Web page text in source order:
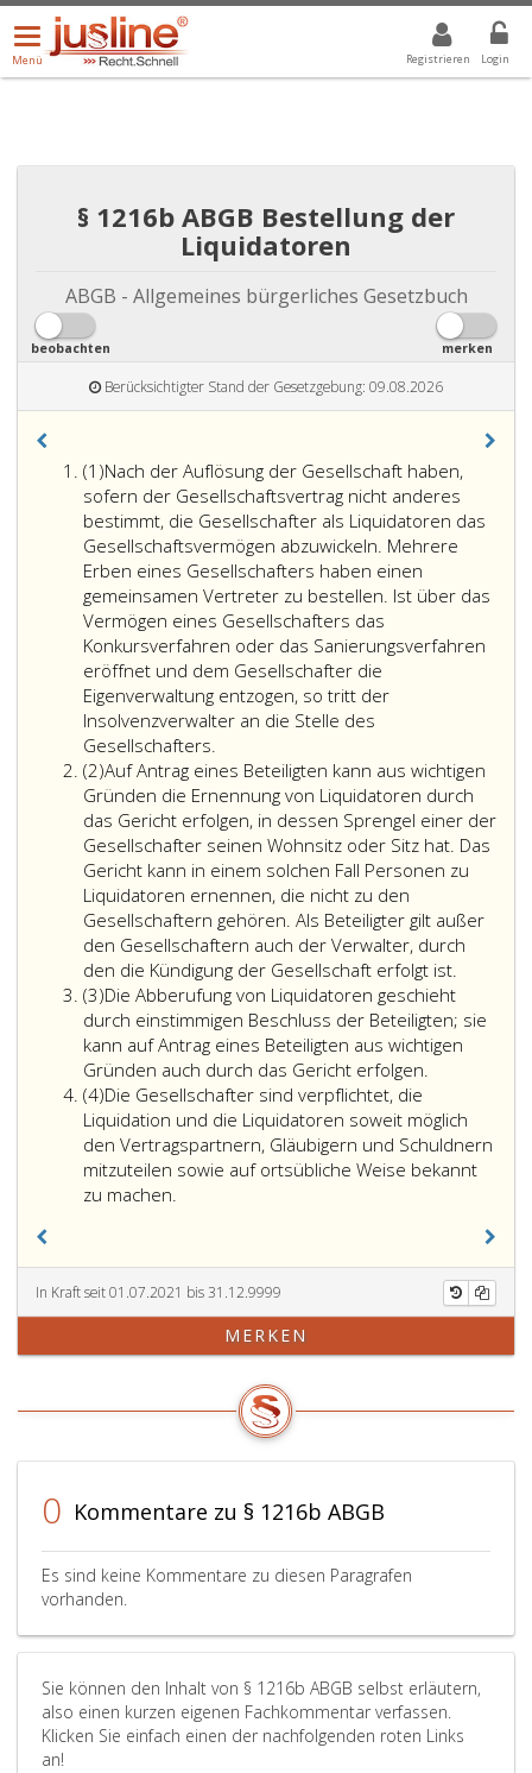
Registrieren Login
Menü
öffnen/schließen
Menü
ALLE DROPDOWN: GEWÄHLTER WERT IST ALLE
§ 1216b ABGB Bestellung der
Liquidatoren
ABGB - Allgemeines bürgerliches Gesetzbuch
beobachten merken
Berücksichtigter Stand der Gesetzgebung: 09.08.2026
(1)Absatz
eins
Nach der Auflösung der Gesellschaft haben,
sofern der Gesellschaftsvertrag nicht anderes
bestimmt, die Gesellschafter als Liquidatoren das
Gesellschaftsvermögen abzuwickeln. Mehrere
Erben eines Gesellschafters haben einen
gemeinsamen Vertreter zu bestellen. Ist über das
Vermögen eines Gesellschafters das
Konkursverfahren oder das Sanierungsverfahren
eröffnet und dem Gesellschafter die
Eigenverwaltung entzogen, so tritt der
Insolvenzverwalter an die Stelle des
Gesellschafters.
(2)Absatz
2
Auf Antrag eines Beteiligten kann aus wichtigen
Gründen die Ernennung von Liquidatoren durch
das Gericht erfolgen, in dessen Sprengel einer der
Gesellschafter seinen Wohnsitz oder Sitz hat. Das
Gericht kann in einem solchen Fall Personen zu
Liquidatoren ernennen, die nicht zu den
Gesellschaftern gehören. Als Beteiligter gilt außer
den Gesellschaftern auch der Verwalter, durch
den die Kündigung der Gesellschaft erfolgt ist.
(3)Absatz
3
Die Abberufung von Liquidatoren geschieht
durch einstimmigen Beschluss der Beteiligten; sie
kann auf Antrag eines Beteiligten aus wichtigen
Gründen auch durch das Gericht erfolgen.
(4)Absatz
4
Die Gesellschafter sind verpflichtet, die
Liquidation und die Liquidatoren soweit möglich
den Vertragspartnern, Gläubigern und Schuldnern
mitzuteilen sowie auf ortsübliche Weise bekannt
zu machen.
In Kraft seit 01.07.2021 bis 31.12.9999
MERKEN
0 Kommentare zu § 1216b ABGB
Es sind keine Kommentare zu diesen Paragrafen
vorhanden.
Sie können den Inhalt von § 1216b ABGB selbst erläutern,
also einen kurzen eigenen Fachkommentar verfassen.
Klicken Sie einfach einen der nachfolgenden roten Links
an!